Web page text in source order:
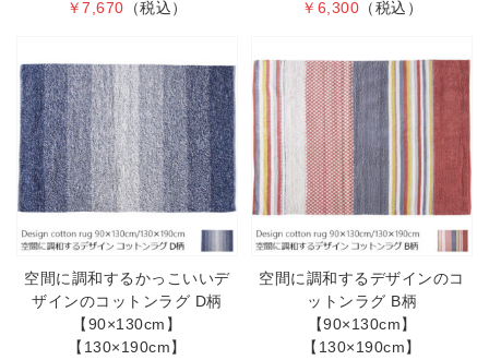
￥7,670 （税込） ￥6,300 （税込）
空間に調和するかっこいいデ
ザインのコットンラグ D柄
【90×130cm】
【130×190cm】
空間に調和するデザインのコ
ットンラグ B柄
【90×130cm】
【130×190cm】